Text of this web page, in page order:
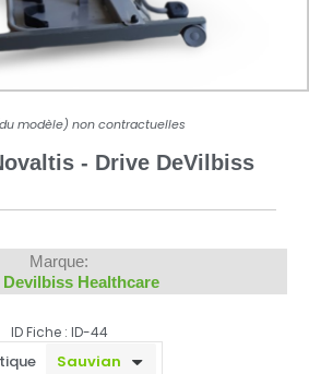
modèle) non contractuelles
- Drive DeVilbiss
Marque:
Devilbiss Healthcare
ID Fiche : ID-44